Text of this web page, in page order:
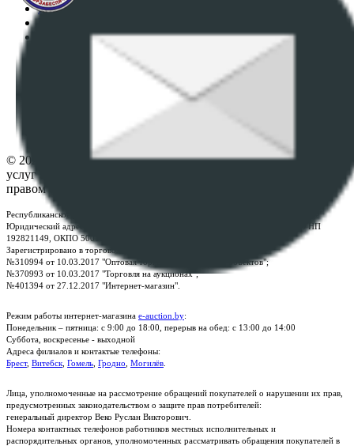
Регламент организации и проведения торгов
Политика в отношении обработки персональных
ПОЛОЖЕНИЕ О ПОЛИТИКЕ ОБРАБОТКИ COOKIE-
Настройки cookie-файлов
© 2026 Республиканское унитарное предприятие по оказанию
услуг "БелЮрОбеспечение" - Все права защищены авторским
правом
Республиканское унитарное предприятие по оказанию услуг "БелЮрОбеспечение"
Юридический адрес: г. Минск, пр-т. Дзержинского, 1Б, e-mail:
, УНП
192821149, ОКПО 500111895000
Зарегистрировано в торговом реестре Республики Беларусь:
№310994 от 10.03.2017 "Оптовая торговля без торговых объектов";
№370993 от 10.03.2017 "Торговля на аукционах";
№401394 от 27.12.2017 "Интернет-магазин".
Режим работы интернет-магазина e-auction.by:
Понедельник – пятница: с 9:00 до 18:00, перерыв на обед: с 13:00 до 14:00
Суббота, воскресенье - выходной
Адреса филиалов и контактые телефоны:
Брест, Витебск Гомель Гродно Могилёв
Лица, уполномоченные на рассмотрение обращений покупателей о нарушении их прав,
предусмотренных законодательством о защите прав потребителей:
генеральный директор Веко Руслан Викторович.
Номера контактных телефонов работников местных исполнительных и
распорядительных органов, уполномоченных рассматривать обращения покупателей в